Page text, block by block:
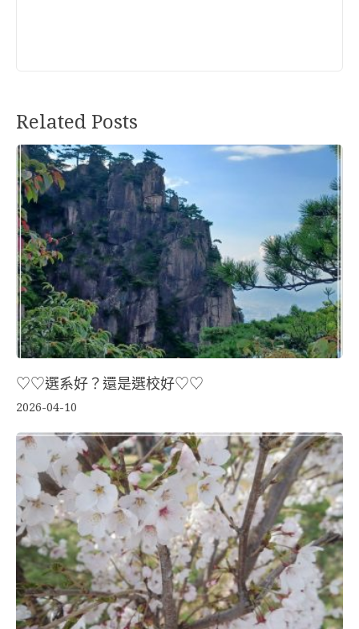
Related Posts
♡♡選系好？還是選校好♡♡
2026-04-10